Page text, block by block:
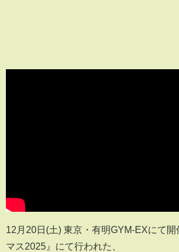
12月20日(土) 東京・有明GYM-EXにて開
マス2025』にて行われた、